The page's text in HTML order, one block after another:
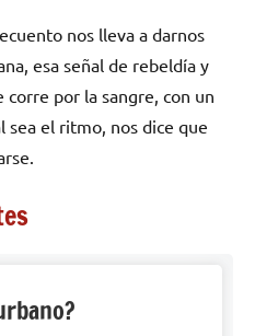
nos lleva a darnos
esa señal de rebeldía y
por la sangre, con un
sea el ritmo, nos dice que